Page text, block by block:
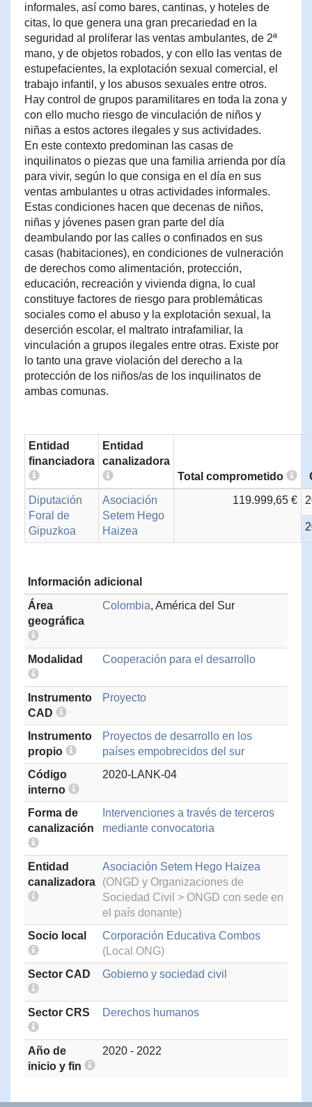
informales, así como bares, cantinas, y hoteles de
citas, lo que genera una gran precariedad en la
seguridad al proliferar las ventas ambulantes, de 2ª
mano, y de objetos robados, y con ello las ventas de
estupefacientes, la explotación sexual comercial, el
trabajo infantil, y los abusos sexuales entre otros.
Hay control de grupos paramilitares en toda la zona y
con ello mucho riesgo de vinculación de niños y
niñas a estos actores ilegales y sus actividades.
En este contexto predominan las casas de
inquilinatos o piezas que una familia arrienda por día
para vivir, según lo que consiga en el día en sus
ventas ambulantes u otras actividades informales.
Estas condiciones hacen que decenas de niños,
niñas y jóvenes pasen gran parte del día
deambulando por las calles o confinados en sus
casas (habitaciones), en condiciones de vulneración
de derechos como alimentación, protección,
educación, recreación y vivienda digna, lo cual
constituye factores de riesgo para problemáticas
sociales como el abuso y la explotación sexual, la
deserción escolar, el maltrato intrafamiliar, la
vinculación a grupos ilegales entre otras. Existe por
lo tanto una grave violación del derecho a la
protección de los niños/as de los inquilinatos de
ambas comunas.
Entidad
financiadora
Entidad
canalizadora
Total comprometido
Diputación
Foral de
Gipuzkoa
Asociación
Setem Hego
Haizea
119.999,65 €
Información adicional
Área
geográfica
Colombia, América del Sur
Modalidad Cooperación para el desarrollo
Instrumento
CAD
Proyecto
Instrumento
propio
Proyectos de desarrollo en los
países empobrecidos del sur
Código
interno
2020-LANK-04
Forma de
canalización
Intervenciones a través de terceros
mediante convocatoria
Entidad
canalizadora
Asociación Setem Hego Haizea
(ONGD y Organizaciones de
Sociedad Civil > ONGD con sede en
el país donante)
Socio local
Corporación Educativa Combos
(Local ONG)
Sector CAD
Gobierno y sociedad civil
Sector CRS Derechos humanos
Año de
inicio y fin
2020 - 2022